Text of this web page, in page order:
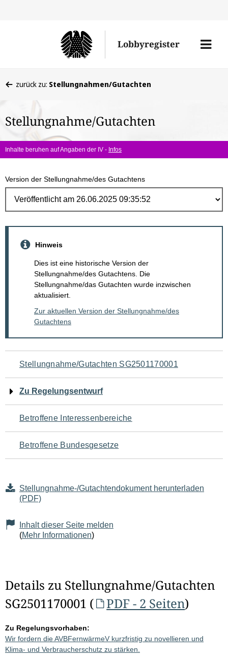
Lobbyregister
Menü
befinden
hier:
zurück zu: Stellungnahmen/Gutachten
Stellungnahme/Gutachten
Inhalte beruhen auf Angaben der IV - Infos
Version der Stellungnahme/des Gutachtens
Hinweis
Dies ist eine historische Version der
Stellungnahme/des Gutachtens. Die
Stellungnahme/das Gutachten wurde inzwischen
aktualisiert.
Zur aktuellen Version der Stellungnahme/des
Gutachtens
Navigation
für
den
Seiteninhalt
Stellungnahme/Gutachten SG2501170001
Zu Regelungsentwurf
Betroffene Interessenbereiche
Betroffene Bundesgesetze
Stellungnahme-/Gutachtendokument herunterladen
(PDF)
Inhalt dieser Seite melden
(Mehr Informationen)
Details zu Stellungnahme/Gutachten
SG2501170001 (
PDF - 2 Seiten)
Zu Regelungsvorhaben:
Wir fordern die AVBFernwärmeV kurzfristig zu novellieren und
Klima- und Verbraucherschutz zu stärken.